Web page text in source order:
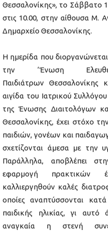
Θεσσαλονίκης», το Σάββατο
στις 10.00, στην αίθουσα Μ.
Δημαρχείο Θεσσαλονίκης.
Η ημερίδα που
την ‘Ένωση
Παιδιάτρων Θεσσαλονίκης
αιγίδα του Ιατρικού
της Ένωσης Διαιτολόγων
Θεσσαλονίκης, έχει στόχο
παιδιών, γονέων και
σχετίζονται άμεσα με την
Παράλληλα, αποβλέπει
εφαρμογή πρακτικών
καλλιεργηθούν καλές
οποίες αναπτύσσονται
παιδικής ηλικίας, γι αυτό
αναγκαία η στενή